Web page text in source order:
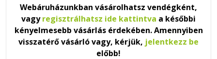
Webáruházunkban vásárolhatsz vendégként,
vagyregisztrálhatsz ide kattintva a későbbi
kényelmesebb vásárlás érdekében. Amennyiben
visszatérő vásárló vagy, kérjük, jelentkezz be
előbb!